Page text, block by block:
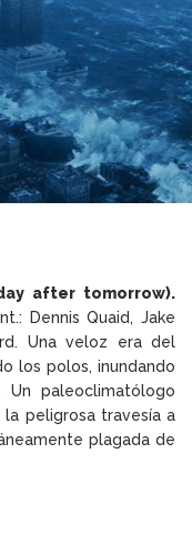
after tomorrow).
Dennis Quaid, Jake
Una veloz era del
los polos, inundando
Un paleoclimatólogo
peligrosa travesía a
plagada de